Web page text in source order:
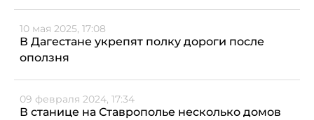
10 мая 2025, 17:08
В Дагестане укрепят полку дороги после
оползня
09 февраля 2024, 17:34
В станице на Ставрополье несколько домов